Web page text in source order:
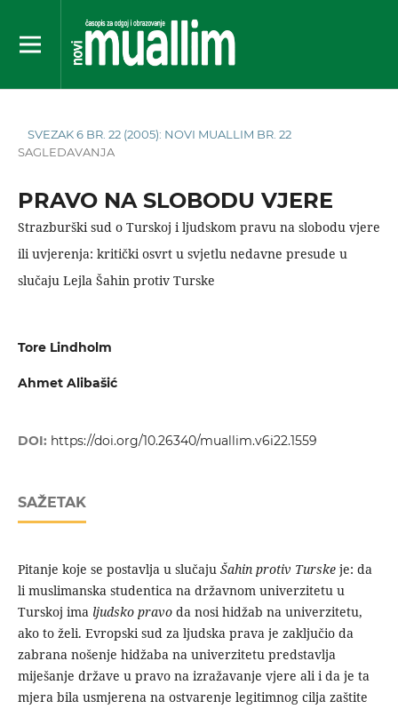
SVEZAK 6 BR. 22 (2005): NOVI MUALLIM BR. 22
SAGLEDAVANJA
PRAVO NA SLOBODU VJERE
Strazburški sud o Turskoj i ljudskom pravu na slobodu vjere
ili uvjerenja: kritički osvrt u svjetlu nedavne presude u
slučaju Lejla Šahin protiv Turske
Tore Lindholm
Ahmet Alibašić
DOI: https://doi.org/10.26340/muallim.v6i22.1559
SAŽETAK
Pitanje koje se postavlja u slučaju Šahin protiv Turskeje: da
li muslimanska studentica na državnom univerzitetu u
Turskoj ima ljudsko pravoda nosi hidžab na univerzitetu,
ako to želi. Evropski sud za ljudska prava je zaključio da
zabrana nošenje hidžaba na univerzitetu predstavlja
miješanje države u pravo na izražavanje vjere ali i da je ta
mjera bila usmjerena na ostvarenje legitimnog cilja zaštite